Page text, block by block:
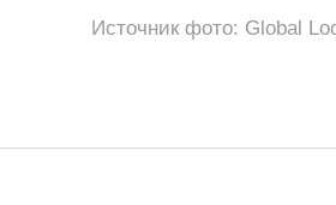
Источник фото: Global